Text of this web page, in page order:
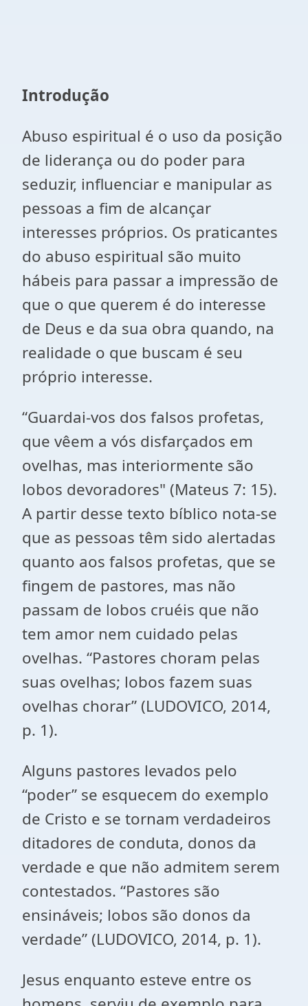
Introdução
Abuso espiritual é o uso da posição
de liderança ou do poder para
seduzir, influenciar e manipular as
pessoas a fim de alcançar
interesses próprios. Os praticantes
do abuso espiritual são muito
hábeis para passar a impressão de
que o que querem é do interesse
de Deus e da sua obra quando, na
realidade o que buscam é seu
próprio interesse.
“Guardai-vos dos falsos profetas,
que vêem a vós disfarçados em
ovelhas, mas interiormente são
lobos devoradores" (Mateus 7: 15).
A partir desse texto bíblico nota-se
que as pessoas têm sido alertadas
quanto aos falsos profetas, que se
fingem de pastores, mas não
passam de lobos cruéis que não
tem amor nem cuidado pelas
ovelhas. “Pastores choram pelas
suas ovelhas; lobos fazem suas
ovelhas chorar” (LUDOVICO, 2014,
p. 1).
Alguns pastores levados pelo
“poder” se esquecem do exemplo
de Cristo e se tornam verdadeiros
ditadores de conduta, donos da
verdade e que não admitem serem
contestados. “Pastores são
ensináveis; lobos são donos da
verdade” (LUDOVICO, 2014, p. 1).
Jesus enquanto esteve entre os